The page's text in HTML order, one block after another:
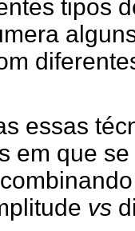
tipos
essas
em que
vs